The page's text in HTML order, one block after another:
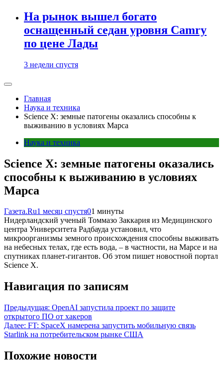
На рынок вышел богато
оснащенный седан уровня Camry
по цене Лады
3 недели спустя
Главная
Наука и техника
Science X: земные патогены оказались способны к
выживанию в условиях Марса
Наука и техника
Science X: земные патогены оказались
способны к выживанию в условиях
Марса
Газета.Ru1 месяц спустя01 минуты
Нидерландский ученый Томмазо Заккария из Медицинского
центра Университета Радбауда установил, что
микроорганизмы земного происхождения способны выживать
на небесных телах, где есть вода, – в частности, на Марсе и на
спутниках планет-гигантов. Об этом пишет новостной портал
Science X.
Навигация по записям
Предыдущая: OpenAI запустила проект по защите
открытого ПО от хакеров
Далее: FT: SpaceX намерена запустить мобильную связь
Starlink на потребительском рынке США
Похожие новости